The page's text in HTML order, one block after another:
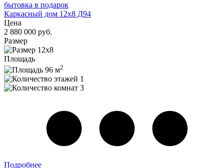
бытовка в подарок
Каркасный дом 12х8 Д94
Цена
2 880 000 руб.
Размер
12х8
Площадь
96 м2
1
3
Подробнее